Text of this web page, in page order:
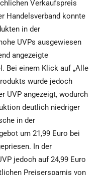
Verkaufspreis
Handelsverband konnte
in der
UVPs ausgewiesen
angezeigte
Bei einem Klick auf „Alle
wurde jedoch
UVP angezeigt, wodurch
deutlich niedriger
in der
um 21,99 Euro bei
In der
jedoch auf 24,99 Euro
Preisersparnis von